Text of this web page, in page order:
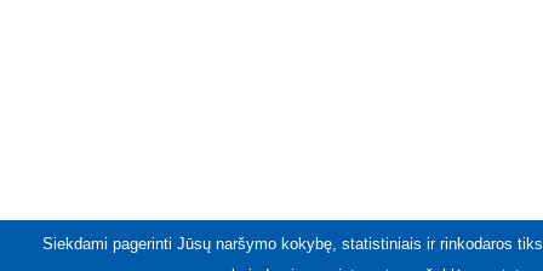
Siekdami pagerinti Jūsų naršymo kokybę, statistiniais ir rinkodaros